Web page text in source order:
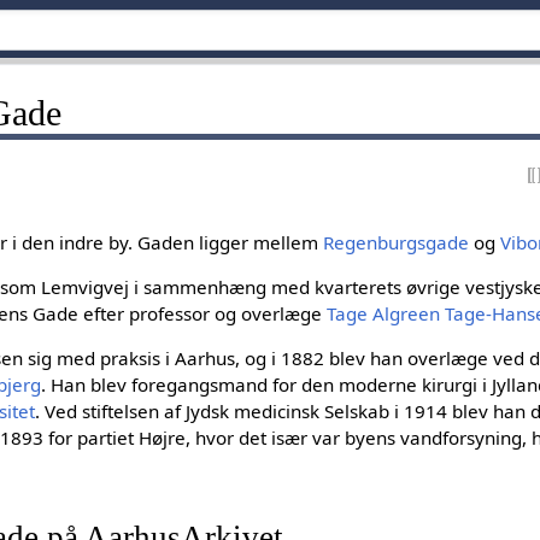
i den indre by. Gaden ligger mellem Regenburgsgade og
Lemvigvej i sammenhæng med kvarterets øvrige
Gade efter professor og overlægeTage Algreen Tage-
sig med praksis i Aarhus, og i 1882 blev han overlæge ved
. Han blev foregangsmand for den moderne kirurgi i
. Ved stiftelsen af Jydsk medicinsk Selskab i 1914 blev han
for partiet Højre, hvor det især var byens vandforsyning,